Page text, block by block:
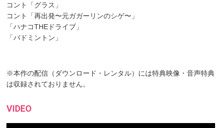
コント「グラス」
コント「再出発〜元ガガーリンのシゲ〜」
「ハナコTHEドライブ」
「バドミントン」
※本作の配信（ダウンロード・レンタル）には特典映像・音声特典
は収録されておりません。
VIDEO